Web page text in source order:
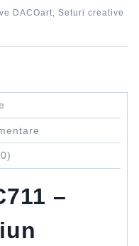
DACOart, Seturi creative
–